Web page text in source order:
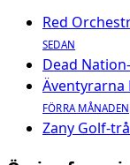
Red
SEDAN
Dead
Äventyrarna
FÖRRA MÅNADEN
Zany Golf-